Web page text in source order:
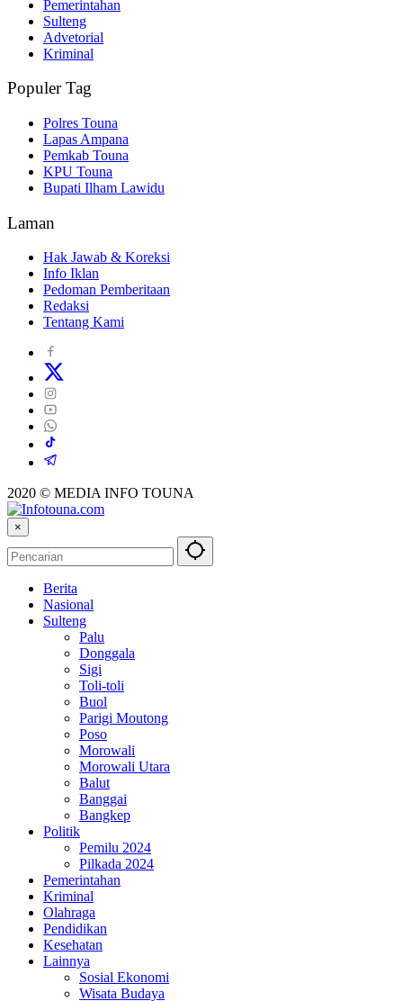
Pemerintahan
Sulteng
Advetorial
Kriminal
Populer Tag
Polres Touna
Lapas Ampana
Pemkab Touna
KPU Touna
Bupati Ilham Lawidu
Laman
Hak Jawab & Koreksi
Info Iklan
Pedoman Pemberitaan
Redaksi
Tentang Kami
2020 © MEDIA INFO TOUNA
×
Berita
Nasional
Sulteng
Palu
Donggala
Sigi
Toli-toli
Buol
Parigi Moutong
Poso
Morowali
Morowali Utara
Balut
Banggai
Bangkep
Politik
Pemilu 2024
Pilkada 2024
Pemerintahan
Kriminal
Olahraga
Pendidikan
Kesehatan
Lainnya
Sosial Ekonomi
Wisata Budaya